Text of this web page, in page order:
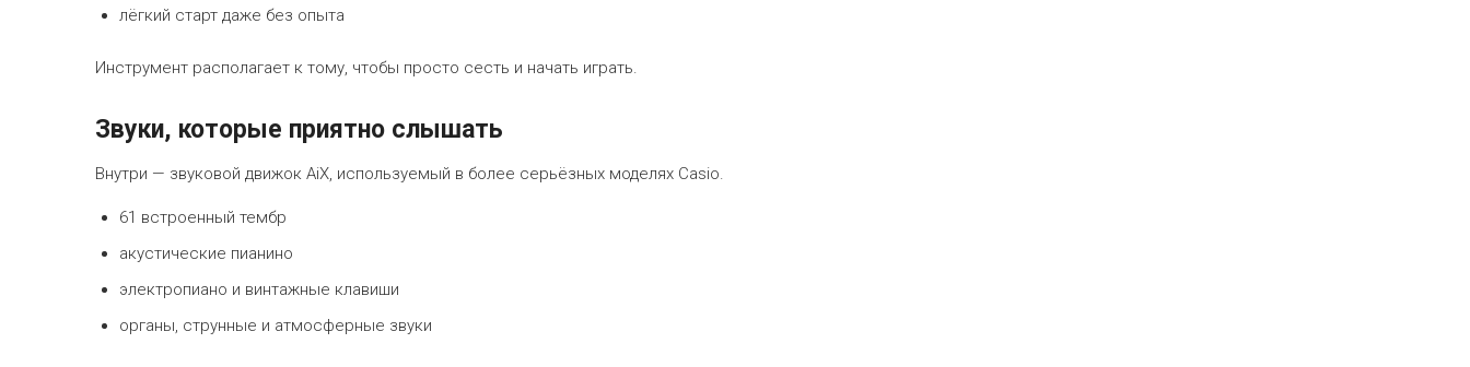
лёгкий старт даже без опыта
Инструмент располагает к тому, чтобы просто сесть и начать играть.
Звуки, которые приятно слышать
Внутри — звуковой движок AiX, используемый в более серьёзных моделях Casio.
61 встроенный тембр
акустические пианино
электропиано и винтажные клавиши
органы, струнные и атмосферные звуки